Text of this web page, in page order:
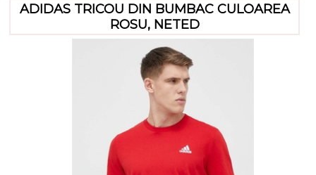
ADIDAS TRICOU DIN BUMBAC CULOAREA
ROSU, NETED